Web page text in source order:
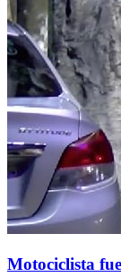
Motociclista